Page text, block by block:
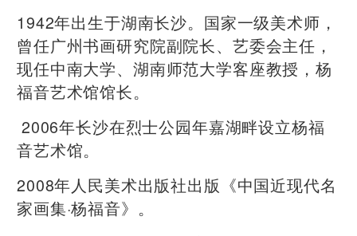
1942年出生于湖南长沙。国家一级美术师，
曾任广州书画研究院副院长、艺委会主任，
现任中南大学、湖南师范大学客座教授，杨
福音艺术馆馆长。
2006年长沙在烈士公园年嘉湖畔设立杨福
音艺术馆。
2008年人民美术出版社出版《中国近现代名
家画集·杨福音》。